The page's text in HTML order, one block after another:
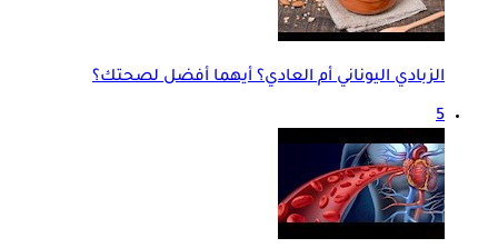
الزبادي اليوناني أم العادي؟ أيهما أفضل لصحتك؟
5